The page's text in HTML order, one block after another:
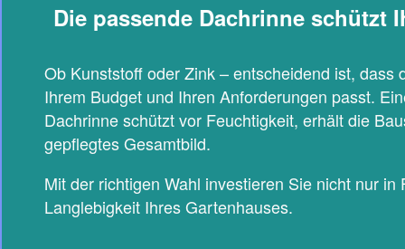
Die passende Dachrinne schützt
Ob Kunststoff oder Zink – entscheidend ist,
Ihrem Budget und Ihren Anforderungen passt.
Dachrinne schützt vor Feuchtigkeit, erhält die
gepflegtes Gesamtbild.
Mit der richtigen Wahl investieren Sie nicht nur in
Langlebigkeit Ihres Gartenhauses.